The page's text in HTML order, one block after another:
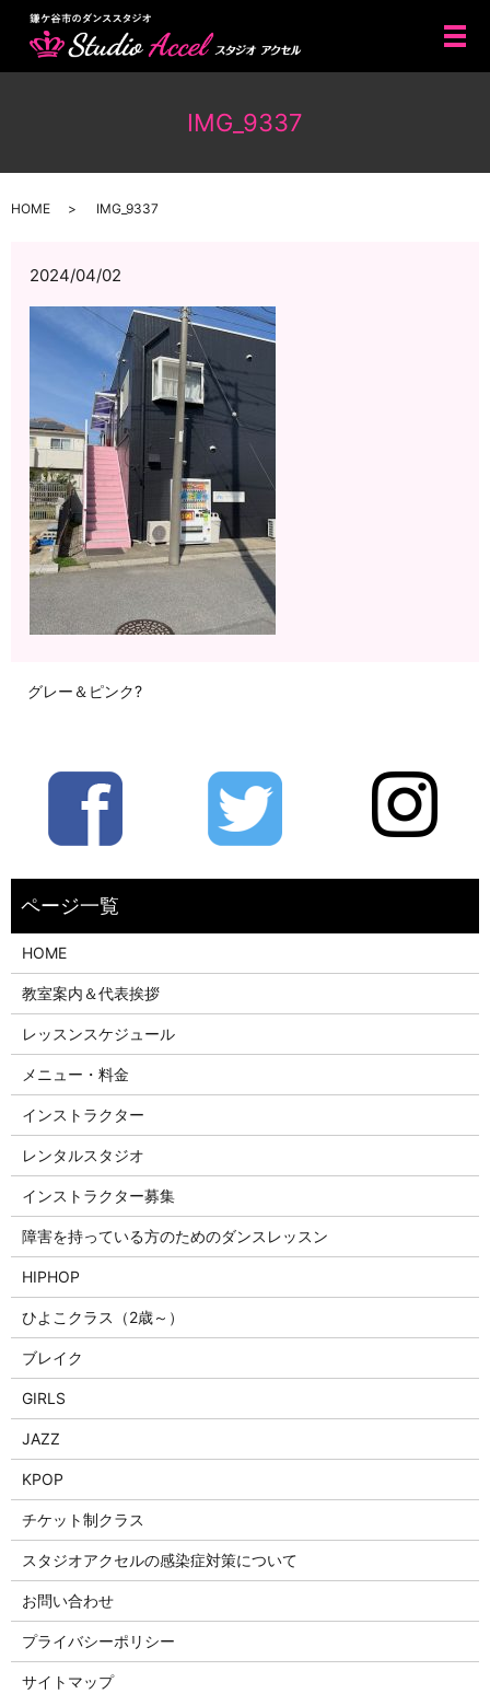
メ
IMG_9337
HOME IMG_9337
2024/04/02
グレー＆ピンク?
HOME
教室案内＆代表挨拶
レッスンスケジュール
メニュー・料金
インストラクター
レンタルスタジオ
インストラクター募集
障害を持っている方のためのダンスレッスン
HIPHOP
ひよこクラス（2歳～）
ブレイク
GIRLS
JAZZ
KPOP
チケット制クラス
スタジオアクセルの感染症対策について
お問い合わせ
プライバシーポリシー
サイトマップ